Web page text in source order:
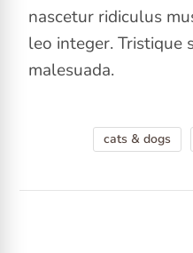
nascetur ridiculus
leo integer. Tristique
malesuada.
cats & dogs